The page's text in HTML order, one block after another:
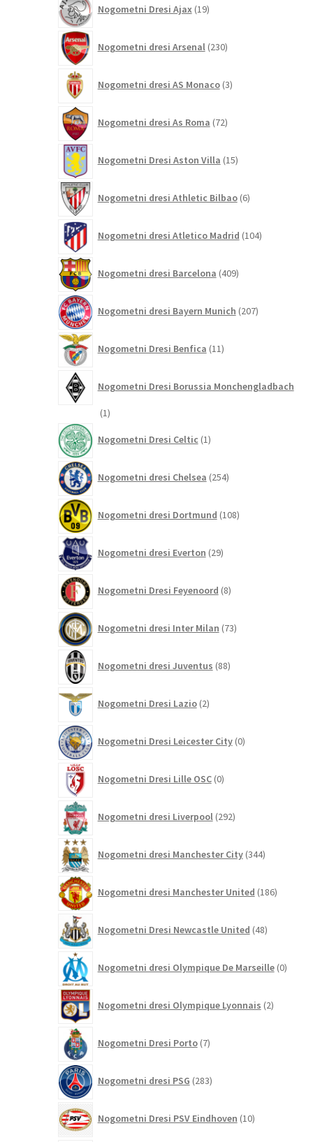
Nogometni Dresi Ajax 19izdelkov
Nogometni dresi Arsenal 230izdelkov
Nogometni dresi AS Monaco 3izdelki
Nogometni dresi As Roma 72izdelkov
Nogometni Dresi Aston Villa 15izdelkov
Nogometni dresi Athletic Bilbao 6izdelkov
Nogometni dresi Atletico Madrid 104izdelki
Nogometni dresi Barcelona 409izdelkov
Nogometni dresi Bayern Munich 207izdelkov
Nogometni Dresi Benfica 11izdelkov
Nogometni Dresi Borussia Monchengladbach
11
Nogometni Dresi Celtic 1izdelek
Nogometni dresi Chelsea 254izdelkov
Nogometni dresi Dortmund 108izdelkov
Nogometni dresi Everton 29izdelkov
Nogometni Dresi Feyenoord 8izdelkov
Nogometni dresi Inter Milan 73izdelkov
Nogometni dresi Juventus 88izdelkov
Nogometni Dresi Lazio 2izdelka
Nogometni Dresi Leicester City 0izdelkov
Nogometni Dresi Lille OSC 0izdelkov
Nogometni dresi Liverpool 292izdelkov
Nogometni dresi Manchester City 344izdelkov
Nogometni dresi Manchester United 186izdelkov
Nogometni Dresi Newcastle United 48izdelkov
Nogometni dresi Olympique De Marseille 0
Nogometni dresi Olympique Lyonnais 2izdelka
Nogometni Dresi Porto 7izdelkov
Nogometni dresi PSG 283izdelkov
Nogometni Dresi PSV Eindhoven 10izdelkov